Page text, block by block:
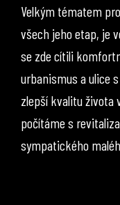
Velkým tématem
všech jeho etap, je
se zde cítili
urbanismus a ulice
zlepší kvalitu života
počítáme s
sympatického